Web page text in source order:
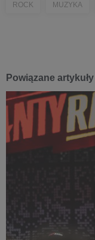
ROCK MUZYKA
Powiązane artykuły